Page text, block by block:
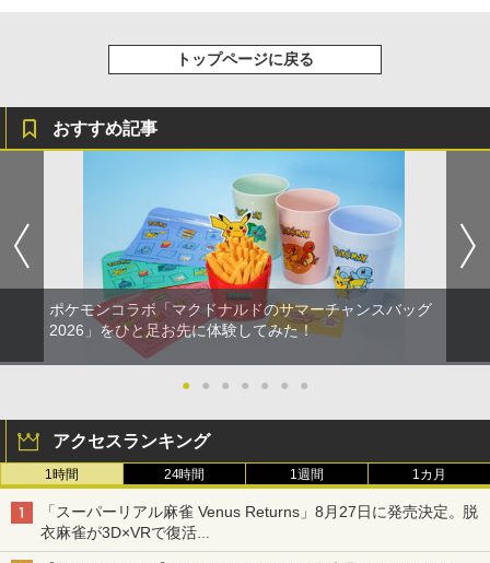
トップページに戻る
おすすめ記事
ポケモンコラボ「マクドナルドのサマーチャンスバッグ
2026」をひと足お先に体験してみた！
● ● ● ● ● ● ●
アクセスランキング
1時間 24時間 1週間 1カ月
「スーパーリアル麻雀 Venus Returns」8月27日に発売決定。脱
衣麻雀が3D×VRで復活
発売から2週間は20%オフになるセールが実施